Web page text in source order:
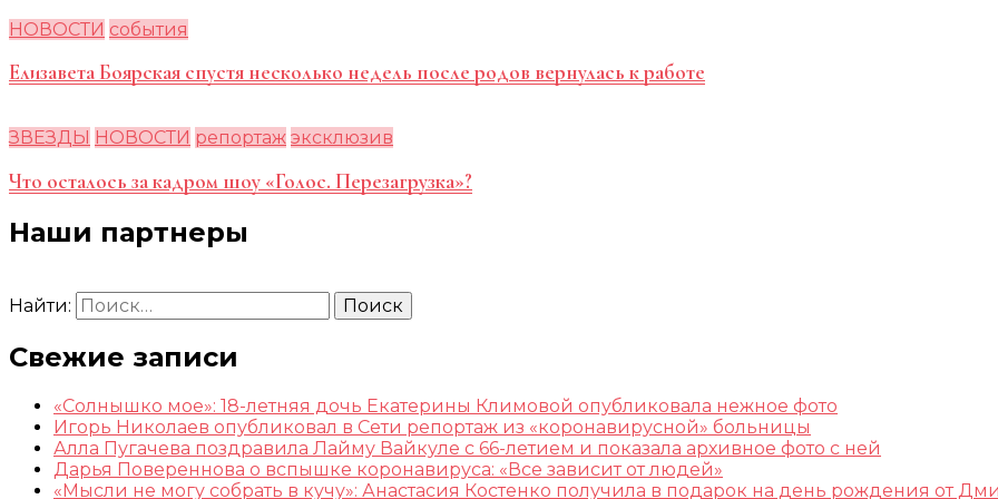
НОВОСТИ события
Елизавета Боярская спустя несколько недель после родов вернулась к работе
ЗВЕЗДЫ НОВОСТИ репортаж эксклюзив
Что осталось за кадром шоу «Голос. Перезагрузка»?
Наши партнеры
Найти:
Свежие записи
«Солнышко мое»: 18-летняя дочь Екатерины Климовой опубликовала нежное фото
Игорь Николаев опубликовал в Сети репортаж из «коронавирусной» больницы
Алла Пугачева поздравила Лайму Вайкуле с 66-летием и показала архивное фото с ней
Дарья Повереннова о вспышке коронавируса: «Все зависит от людей»
«Мысли не могу собрать в кучу»: Анастасия Костенко получила в подарок на день рождения от